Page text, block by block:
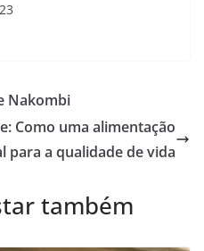
Nakombi
Como uma alimentação
para a qualidade de vida
também